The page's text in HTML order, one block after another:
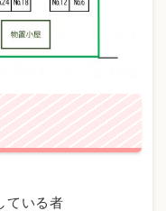
ている者